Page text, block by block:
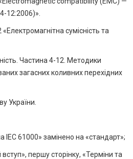
12:2006)».
сумісність та
Частина 4-12. Методики
загасних коливних перехідних
України.
61000» замінено на «стандарт»;
першу сторінку, «Терміни та